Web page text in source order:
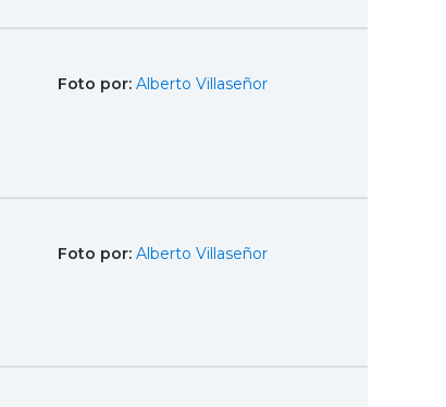
Foto por: Alberto Villaseñor
Foto por: Alberto Villaseñor